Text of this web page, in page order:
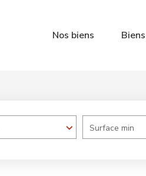
Nos biens
Surface min